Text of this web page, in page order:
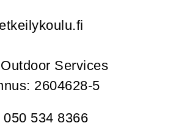
Services
2604628-5
050 534 8366